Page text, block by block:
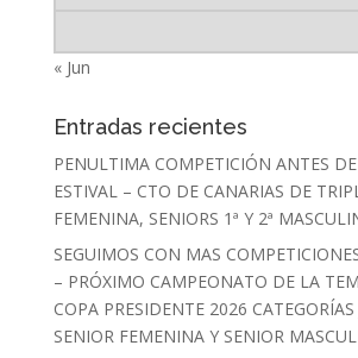
« Jun
Entradas recientes
PENULTIMA COMPETICIÓN ANTES
ESTIVAL – CTO DE CANARIAS DE
FEMENINA, SENIORS 1ª Y 2ª
SEGUIMOS CON MAS
– PRÓXIMO CAMPEONATO DE LA
COPA PRESIDENTE 2026 CATEGORÍAS
SENIOR FEMENINA Y SENIOR